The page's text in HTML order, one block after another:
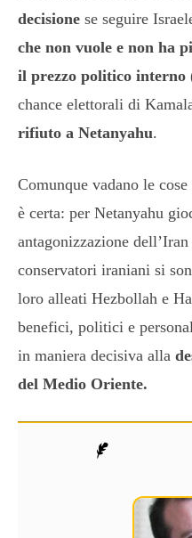
decisione se seguire
che non vuole e non ha
il prezzo politico interno
chance elettorali di
rifiuto a Netanyahu.
Comunque vadano le
è certa: per Netanyahu
antagonizzazione
conservatori iraniani si
loro alleati Hezbollah e
benefici, politici e
in maniera decisiva alla
del Medio Oriente.